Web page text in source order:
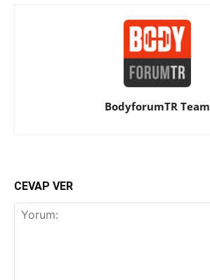
BodyforumTR Team
CEVAP VER